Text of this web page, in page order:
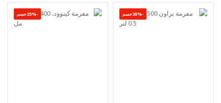
-26%حسم -25%حسم